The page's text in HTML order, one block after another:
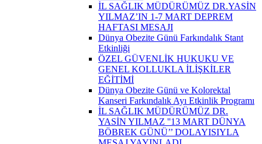
İL SAĞLIK MÜDÜRÜMÜZ DR.YASİN
YILMAZ’IN 1-7 MART DEPREM
HAFTASI MESAJI
Dünya Obezite Günü Farkındalık Stant
Etkinliği
ÖZEL GÜVENLİK HUKUKU VE
GENEL KOLLUKLA İLİŞKİLER
EĞİTİMİ
Dünya Obezite Günü ve Kolorektal
Kanseri Farkındalık Ayı Etkinlik Programı
İL SAĞLIK MÜDÜRÜMÜZ DR.
YASİN YILMAZ ''13 MART DÜNYA
BÖBREK GÜNÜ’’ DOLAYISIYLA